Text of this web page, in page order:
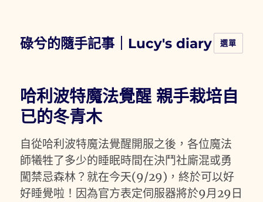
碌兮的隨手記事｜Lucy's diary 選單
哈利波特魔法覺醒 親手栽培自
已的冬青木
自從哈利波特魔法覺醒開服之後，各位魔法
師犧牲了多少的睡眠時間在決鬥社廝混或勇
闖禁忌森林？就在今天(9/29)，終於可以好
好睡覺啦！因為官方表定伺服器將於9月29日